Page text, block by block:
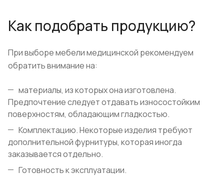
Как подобрать продукцию?
При выборе мебели медицинской рекомендуем
обратить внимание на:
материалы, из которых она изготовлена.
Предпочтение следует отдавать износостойким
поверхностям, обладающим гладкостью.
Комплектацию. Некоторые изделия требуют
дополнительной фурнитуры, которая иногда
заказывается отдельно.
Готовность к эксплуатации.